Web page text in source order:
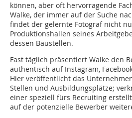
können, aber oft hervorragende
Walke, der immer auf der Suche
findet der gelernte Fotograf nicht
Produktionshallen seines
dessen Baustellen.
Fast täglich präsentiert Walke den
authentisch auf Instagram,
Hier veröffentlicht das
Stellen und Ausbildungsplätze;
einer speziell fürs Recruiting
auf der potenzielle Bewerber